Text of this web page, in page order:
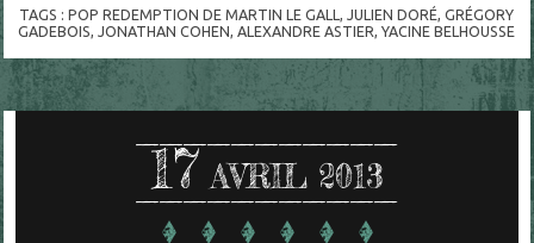
TAGS :POP REDEMPTION DE MARTIN LE GALL JULIEN DORÉ ,GRÉGORY
GADEBOIS
JONATHAN COHEN ALEXANDRE ASTIER ,YACINE BELHOUSSE
17 AVRIL 2013